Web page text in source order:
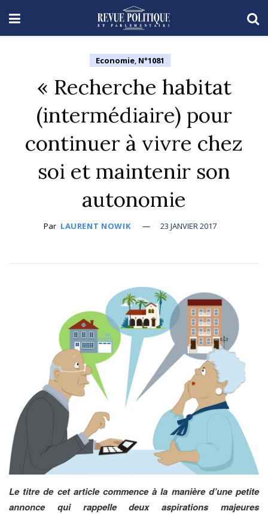
Economie, N°1081
« Recherche habitat
(intermédiaire) pour
continuer à vivre chez
soi et maintenir son
autonomie
Par LAURENT NOWIK 23 JANVIER 2017
Le titre de cet article commence à la manière d’une petite
annonce qui rappelle deux aspirations majeures